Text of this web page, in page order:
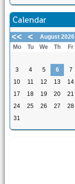
Calendar
<< < August 2026
Mo Tu We Th Fr
3
4 5 6 7
10
11 12 13 14
17
18 19 20 21
24
25 26 27 28
31